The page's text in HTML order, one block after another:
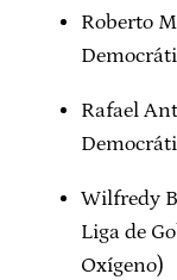
Roberto
Rafael
Wilfredy
Liga de
Oxígeno)